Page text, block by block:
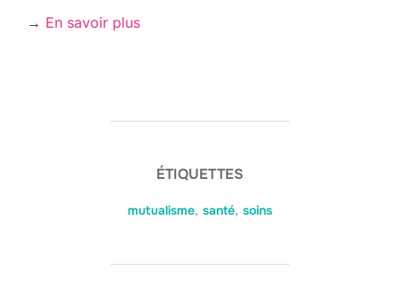
→ En savoir plus
ÉTIQUETTES
mutualisme, santé, soins